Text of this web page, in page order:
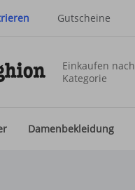
Gutscheine
Einkaufen nach
Kategorie
Damenbekleidung